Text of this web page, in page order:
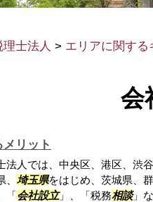
士法人 > エリアに関する
会
リット
法人では、中央区、港区、渋
埼玉県をはじめ、茨城県、
「会社設立」、「税務相談」